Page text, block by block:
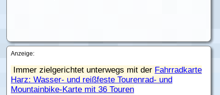
Anzeige:
Immer zielgerichtet unterwegs mit der Fahrradkarte
Harz: Wasser- und reißfeste Tourenrad- und
Mountainbike-Karte mit 36 Touren